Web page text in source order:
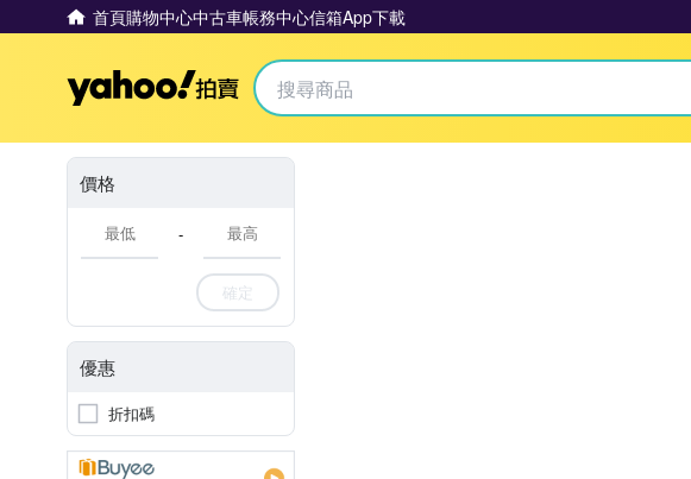
首頁購物中心中古車帳務中心信箱App下載
Yahoo拍賣
價格
-
確定
優惠
折扣碼